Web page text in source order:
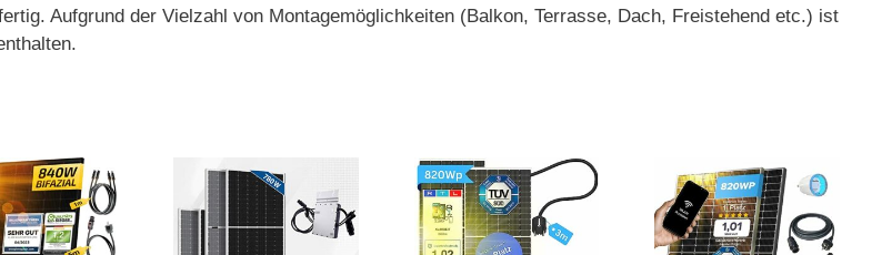
Aufgrund der Vielzahl von Montagemöglichkeiten (Balkon, Terrasse, Dach, Freistehend etc.) ist